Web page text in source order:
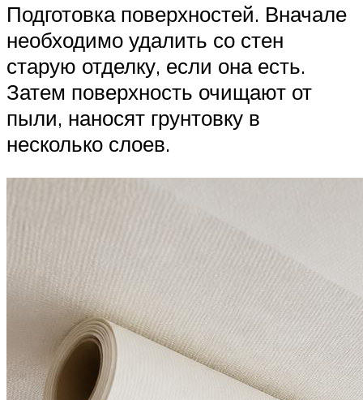
Подготовка поверхностей. Вначале
необходимо удалить со стен
старую отделку, если она есть.
Затем поверхность очищают от
пыли, наносят грунтовку в
несколько слоев.